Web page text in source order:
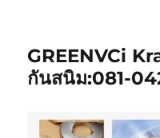
GREENVCi
กันสนิม:081-